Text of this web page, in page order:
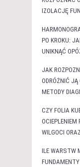
IZOLACJĘ
PO KROKU:
UNIKNĄĆ
JAK
ODRÓŻNIĆ
METODY
CZY FOLIA
WILGOCI
ILE WARSTW